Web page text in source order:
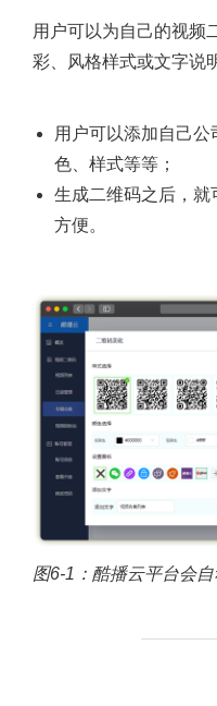
用户可以为自己的视频
彩、风格样式或文字说
用户可以添加自己
色、样式等等；
生成二维码之后，就
方便。
图6-1：酷播云平台会